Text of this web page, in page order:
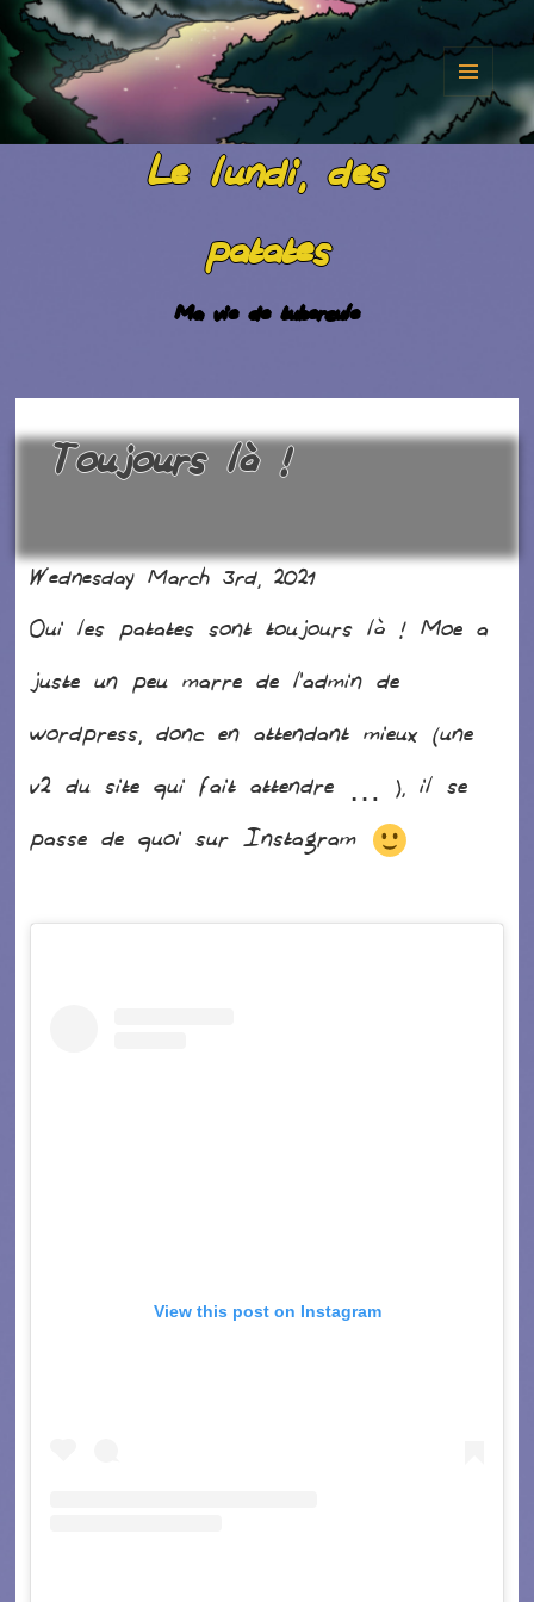
MENU
Le lundi, des
patates
Ma vie de tubercule
Toujours là !
Wednesday March 3rd, 2021
Oui les patates sont toujours là ! Moe a
juste un peu marre de l’admin de
wordpress, donc en attendant mieux (une
v2 du site qui fait attendre … ), il se
passe de quoi sur Instagram
View this post on Instagram